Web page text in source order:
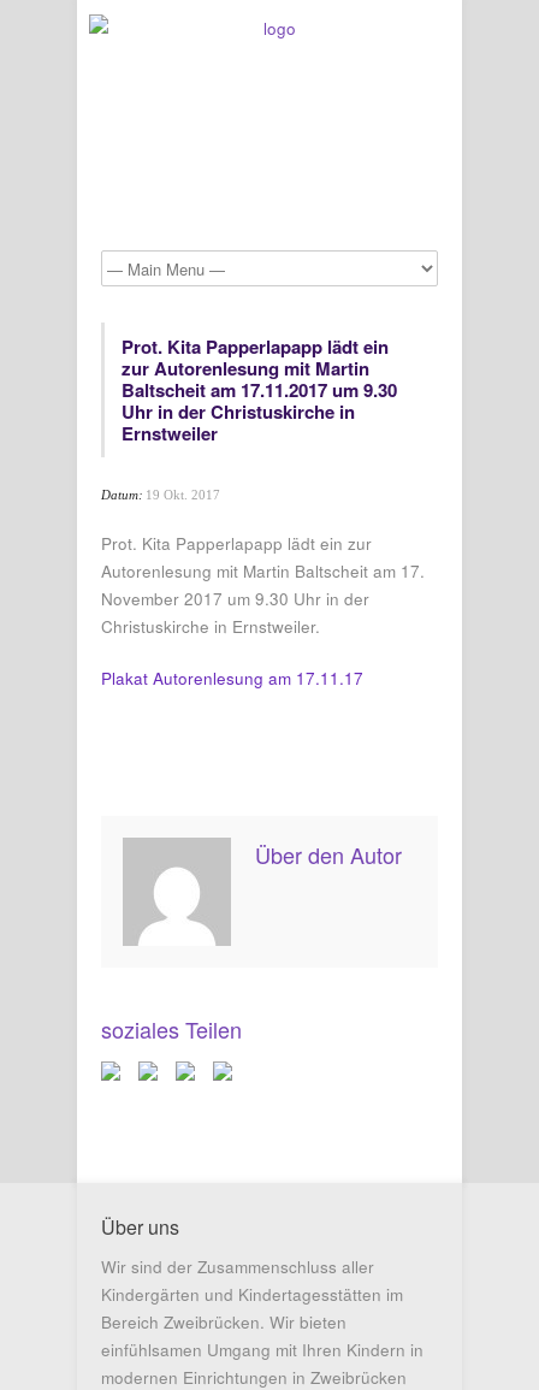
Prot. Kita Papperlapapp lädt ein
zur Autorenlesung mit Martin
Baltscheit am 17.11.2017 um 9.30
Uhr in der Christuskirche in
Ernstweiler
Datum: 19 Okt. 2017
Prot. Kita Papperlapapp lädt ein zur
Autorenlesung mit Martin Baltscheit am 17.
November 2017 um 9.30 Uhr in der
Christuskirche in Ernstweiler.
Plakat Autorenlesung am 17.11.17
Über den Autor
soziales Teilen
Über uns
Wir sind der Zusammenschluss aller
Kindergärten und Kindertagesstätten im
Bereich Zweibrücken. Wir bieten
einfühlsamen Umgang mit Ihren Kindern in
modernen Einrichtungen in Zweibrücken